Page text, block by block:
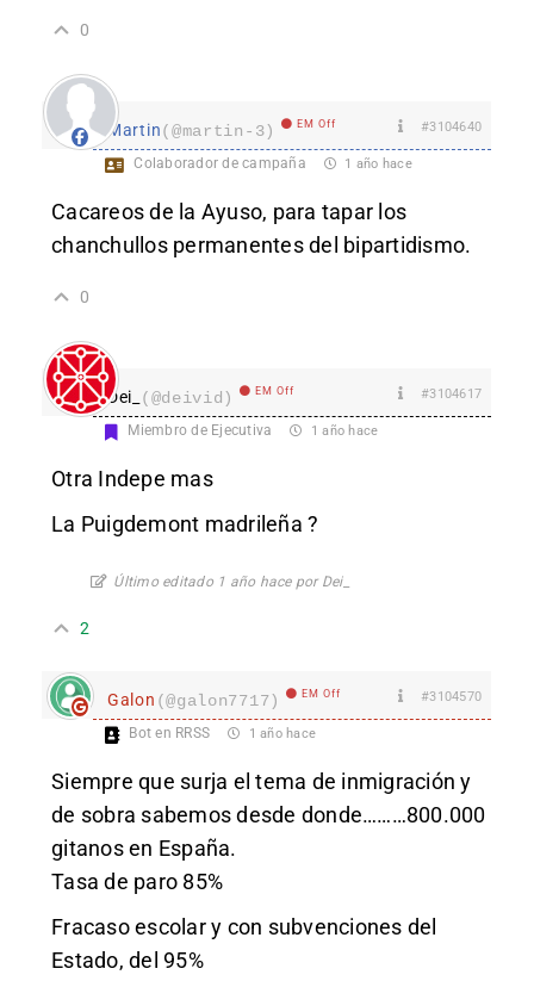
0
Martin(@martin-3) EM Off #3104640
Colaborador de campaña 1 año hace
Cacareos de la Ayuso, para tapar los
chanchullos permanentes del bipartidismo.
0
Dei_ (@deivid) EM Off #3104617
Miembro de Ejecutiva 1 año hace
Otra Indepe mas
La Puigdemont madrileña ?
Último editado 1 año hace por Dei_
2
Galon (@galon7717) EM Off #3104570
Bot en RRSS 1 año hace
Siempre que surja el tema de inmigración y
de sobra sabemos desde donde………800.000
gitanos en España.
Tasa de paro 85%
Fracaso escolar y con subvenciones del
Estado, del 95%